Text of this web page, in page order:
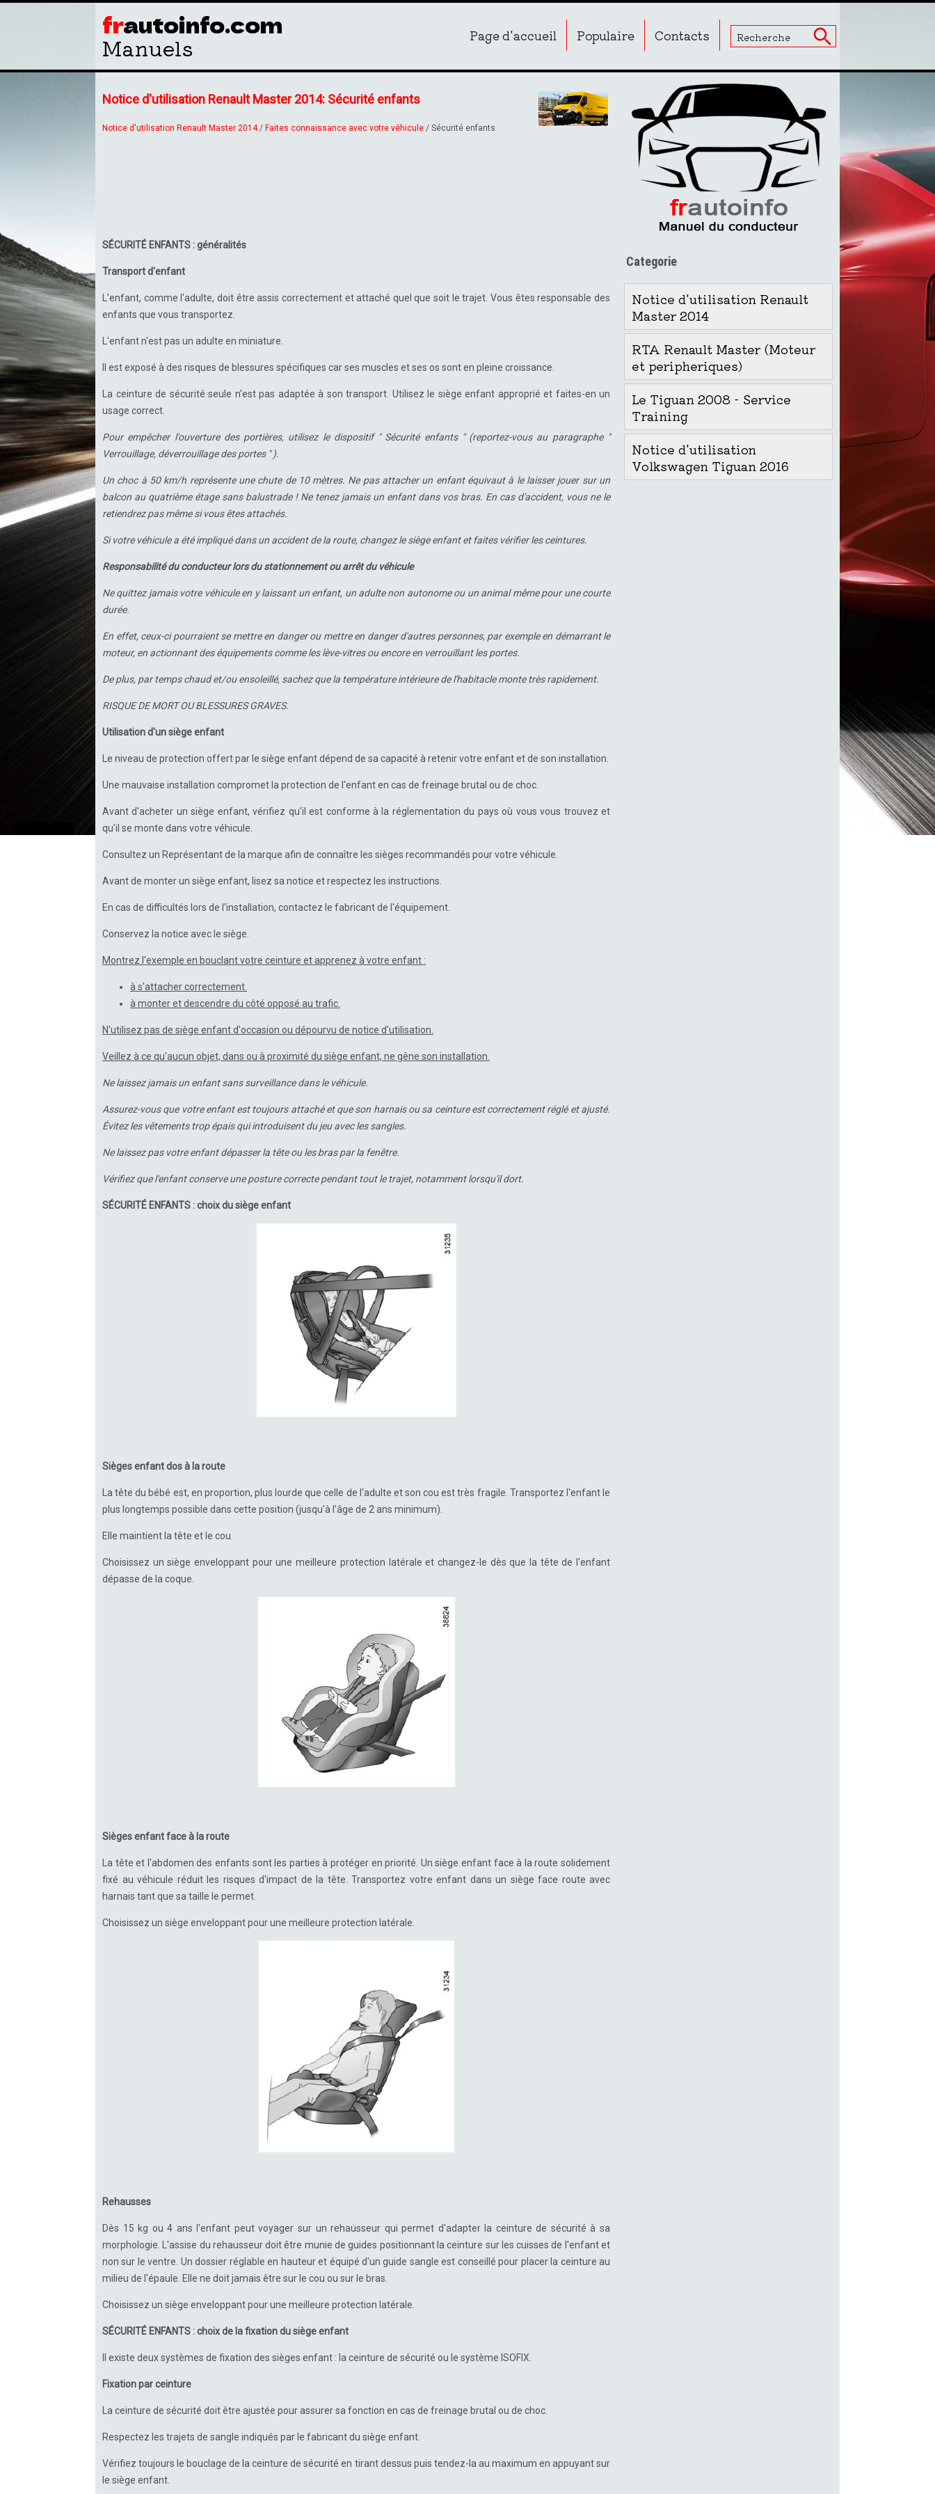
frautoinfo.com
Manuels Page d'accueil Populaire Contacts
Notice d'utilisation Renault Master 2014: Sécurité enfants
Notice d'utilisation Renault Master 2014/ Faites connaissance avec votre véhicule / Sécurité enfants
SÉCURITÉ ENFANTS : généralités
Transport d'enfant
L'enfant, comme l'adulte, doit être assis correctement et attaché quel que soit le trajet. Vous êtes responsable des
enfants que vous transportez.
L'enfant n'est pas un adulte en miniature.
Il est exposé à des risques de blessures spécifiques car ses muscles et ses os sont en pleine croissance.
La ceinture de sécurité seule n'est pas adaptée à son transport. Utilisez le siège enfant approprié et faites-en un
usage correct.
Pour empêcher l'ouverture des portières, utilisez le dispositif " Sécurité enfants " (reportez-vous au paragraphe "
Verrouillage, déverrouillage des portes " ).
Un choc à 50 km/h représente une chute de 10 mètres. Ne pas attacher un enfant équivaut à le laisser jouer sur un
balcon au quatrième étage sans balustrade ! Ne tenez jamais un enfant dans vos bras. En cas d'accident, vous ne le
retiendrez pas même si vous êtes attachés.
Si votre véhicule a été impliqué dans un accident de la route, changez le siège enfant et faites vérifier les ceintures.
Responsabilité du conducteur lors du stationnement ou arrêt du véhicule
Ne quittez jamais votre véhicule en y laissant un enfant, un adulte non autonome ou un animal même pour une courte
durée.
En effet, ceux-ci pourraient se mettre en danger ou mettre en danger d'autres personnes, par exemple en démarrant le
moteur, en actionnant des équipements comme les lève-vitres ou encore en verrouillant les portes.
De plus, par temps chaud et/ou ensoleillé, sachez que la température intérieure de l'habitacle monte très rapidement.
RISQUE DE MORT OU BLESSURES GRAVES.
Utilisation d'un siège enfant
Le niveau de protection offert par le siège enfant dépend de sa capacité à retenir votre enfant et de son installation.
Une mauvaise installation compromet la protection de l'enfant en cas de freinage brutal ou de choc.
Avant d'acheter un siège enfant, vérifiez qu'il est conforme à la réglementation du pays où vous vous trouvez et
qu'il se monte dans votre véhicule.
Consultez un Représentant de la marque afin de connaître les sièges recommandés pour votre véhicule.
Avant de monter un siège enfant, lisez sa notice et respectez les instructions.
En cas de difficultés lors de l'installation, contactez le fabricant de l'équipement.
Conservez la notice avec le siège.
Montrez l'exemple en bouclant votre ceinture et apprenez à votre enfant :
à s'attacher correctement.
à monter et descendre du côté opposé au trafic.
N'utilisez pas de siège enfant d'occasion ou dépourvu de notice d'utilisation.
Veillez à ce qu'aucun objet, dans ou à proximité du siège enfant, ne gêne son installation.
Ne laissez jamais un enfant sans surveillance dans le véhicule.
Assurez-vous que votre enfant est toujours attaché et que son harnais ou sa ceinture est correctement réglé et ajusté.
Évitez les vêtements trop épais qui introduisent du jeu avec les sangles.
Ne laissez pas votre enfant dépasser la tête ou les bras par la fenêtre.
Vérifiez que l'enfant conserve une posture correcte pendant tout le trajet, notamment lorsqu'il dort.
SÉCURITÉ ENFANTS : choix du siège enfant
Sièges enfant dos à la route
La tête du bébé est, en proportion, plus lourde que celle de l'adulte et son cou est très fragile. Transportez l'enfant le
plus longtemps possible dans cette position (jusqu'à l'âge de 2 ans minimum).
Elle maintient la tête et le cou.
Choisissez un siège enveloppant pour une meilleure protection latérale et changez-le dès que la tête de l'enfant
dépasse de la coque.
Sièges enfant face à la route
La tête et l'abdomen des enfants sont les parties à protéger en priorité. Un siège enfant face à la route solidement
fixé au véhicule réduit les risques d'impact de la tête. Transportez votre enfant dans un siège face route avec
harnais tant que sa taille le permet.
Choisissez un siège enveloppant pour une meilleure protection latérale.
Rehausses
Dès 15 kg ou 4 ans l'enfant peut voyager sur un rehausseur qui permet d'adapter la ceinture de sécurité à sa
morphologie. L'assise du rehausseur doit être munie de guides positionnant la ceinture sur les cuisses de l'enfant et
non sur le ventre. Un dossier réglable en hauteur et équipé d'un guide sangle est conseillé pour placer la ceinture au
milieu de l'épaule. Elle ne doit jamais être sur le cou ou sur le bras.
Choisissez un siège enveloppant pour une meilleure protection latérale.
SÉCURITÉ ENFANTS : choix de la fixation du siège enfant
Il existe deux systèmes de fixation des sièges enfant : la ceinture de sécurité ou le système ISOFIX.
Fixation par ceinture
La ceinture de sécurité doit être ajustée pour assurer sa fonction en cas de freinage brutal ou de choc.
Respectez les trajets de sangle indiqués par le fabricant du siège enfant.
Vérifiez toujours le bouclage de la ceinture de sécurité en tirant dessus puis tendez-la au maximum en appuyant sur
le siège enfant.
Categorie
Notice d'utilisation Renault
Master 2014
RTA Renault Master (Moteur
et peripheriques)
Le Tiguan 2008 - Service
Training
Notice d'utilisation
Volkswagen Tiguan 2016